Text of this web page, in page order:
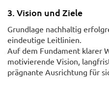
3. Vision und Ziele
Grundlage nachhaltig
eindeutige Leitlinien.
Auf dem Fundament klarer
motivierende Vision,
prägnante Ausrichtung für